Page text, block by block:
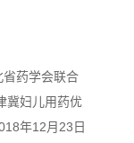
药学会联合
冀妇儿用药优
年12月23日